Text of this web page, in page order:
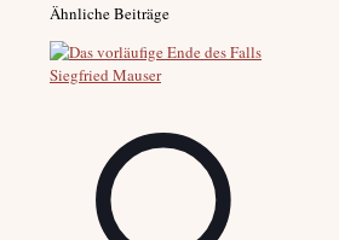
Ähnliche Beiträge